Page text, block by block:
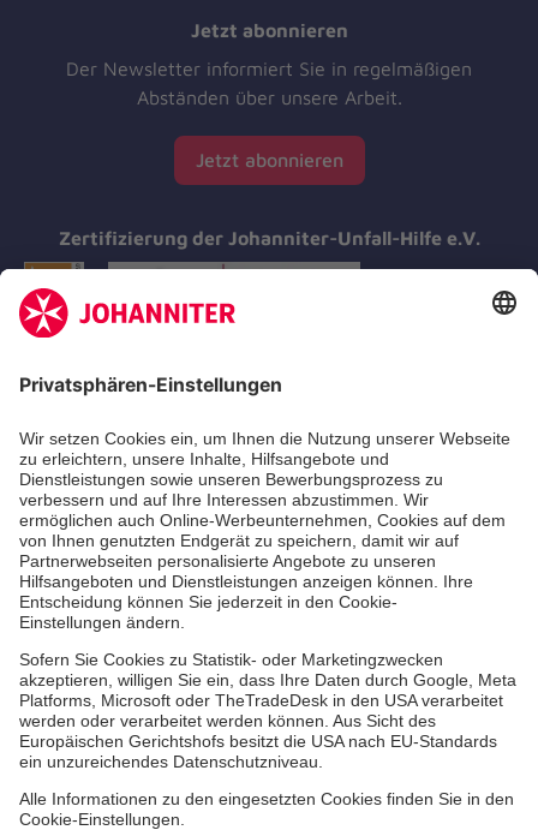
Jetzt abonnieren
Der Newsletter informiert Sie in regelmäßigen
Abständen über unsere Arbeit.
Jetzt abonnieren
Zertifizierung der Johanniter-Unfall-Hilfe e.V.
Aus- & Fortbildungen
Erste-Hilfe-Kurse
Jobs & Ehrenamt
Freiwilligendienst
Spendenprojekte
Johanniter-Jugend
Einrichtungen